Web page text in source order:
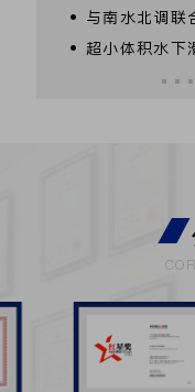
• 与南水北调联
• 超小体积水下